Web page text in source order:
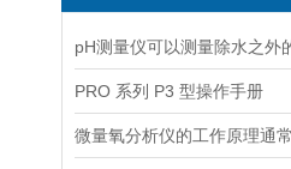
PRO 系列 P3 型操作手册